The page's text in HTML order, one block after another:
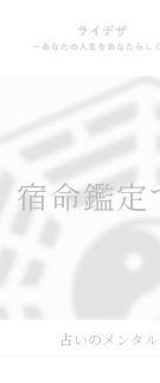
宿命鑑定